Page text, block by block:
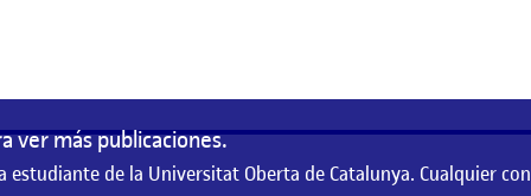
ver más publicaciones.
de la Universitat Oberta de Catalunya. Cualquier